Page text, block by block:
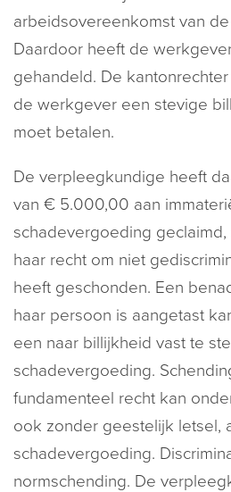
arbeidsovereenkomst van
Daardoor heeft de
gehandeld. De
de werkgever een stevige
moet betalen.
De verpleegkundige heeft
van € 5.000,00 aan
schadevergoeding
haar recht om niet
heeft geschonden. Een
haar persoon is aangetast
een naar billijkheid vast te
schadevergoeding.
fundamenteel recht kan
ook zonder geestelijk letsel,
schadevergoeding.
normschending. De